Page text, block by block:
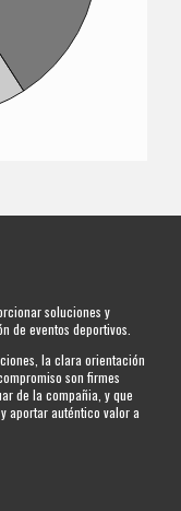
soluciones y
de eventos deportivos.
la clara orientación
son firmes
de la compañia, y que
aportar auténtico valor a